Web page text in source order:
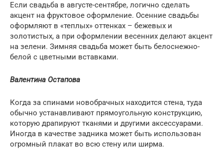
Если свадьба в августе-сентябре, логично сделать
акцент на фруктовое оформление. Осенние свадьбы
оформляют в «теплых» оттенках – бежевых и
золотистых, а при оформлении весенних делают акцент
на зелени. Зимняя свадьба может быть белоснежно-
белой с цветными вставками.
Валентина Остапова
Когда за спинами новобрачных находится стена, туда
обычно устанавливают прямоугольную конструкцию,
которую драпируют тканями и другими аксессуарами.
Иногда в качестве задника может быть использован
огромный плакат во всю стену или ширма.